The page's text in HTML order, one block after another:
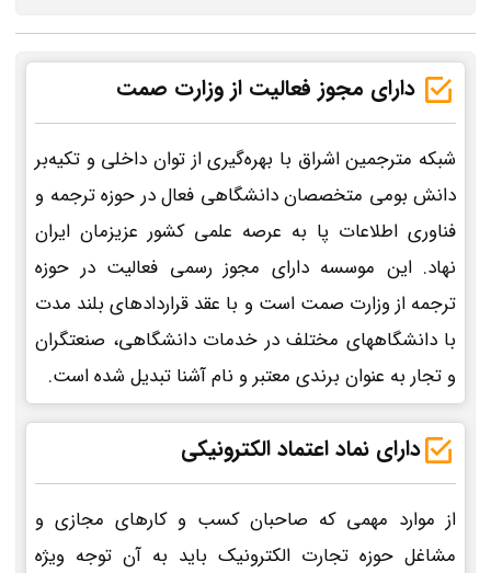
دارای مجوز فعالیت از وزارت صمت
شبکه مترجمین اشراق با بهره‌گیری از توان داخلی و تکیه‌بر
دانش بومی متخصصان دانشگاهی فعال در حوزه ترجمه و
فناوری اطلاعات پا به عرصه علمی کشور عزیزمان ایران
نهاد. این موسسه دارای مجوز رسمی فعالیت در حوزه
ترجمه از وزارت صمت است و با عقد قراردادهای بلند مدت
با دانشگاههای مختلف در خدمات دانشگاهی، صنعتگران
و تجار به عنوان برندی معتبر و نام آشنا تبدیل شده است.
دارای نماد اعتماد الکترونیکی
از موارد مهمی که صاحبان کسب و کارهای مجازی و
مشاغل حوزه تجارت الکترونیک باید به آن توجه ویژه